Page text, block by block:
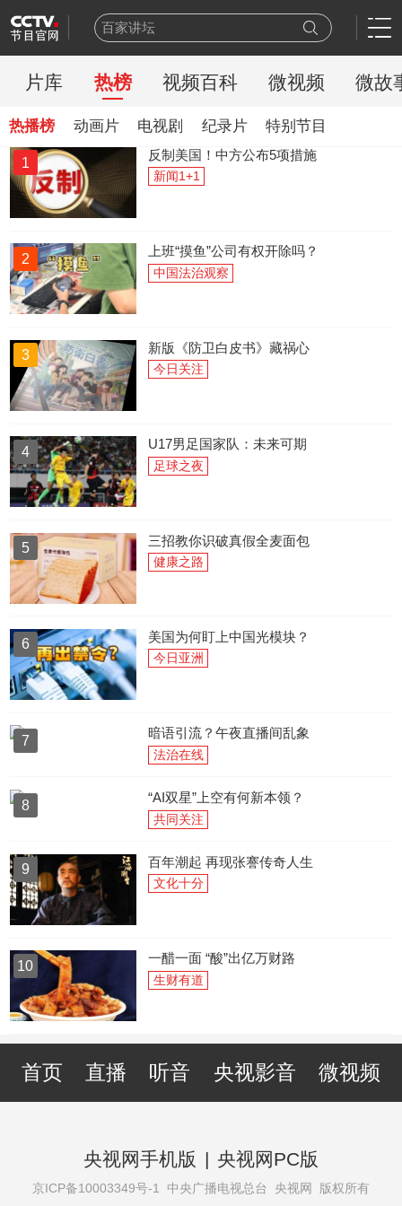
百家讲坛
天网
豪门盛宴
乒乓球
新闻联播
熊出没
今日说法
片库 热榜 视频百科 微视频 微故
热播榜 动画片 电视剧 纪录片 特别节目
1
反制美国！中方公布5项措施
新闻1+1
2
上班“摸鱼”公司有权开除吗？
中国法治观察
3
新版《防卫白皮书》藏祸心
今日关注
4
U17男足国家队：未来可期
足球之夜
5
三招教你识破真假全麦面包
健康之路
6
美国为何盯上中国光模块？
今日亚洲
7
暗语引流？午夜直播间乱象
法治在线
8
“AI双星”上空有何新本领？
共同关注
9
百年潮起 再现张謇传奇人生
文化十分
10
一醋一面 “酸”出亿万财路
生财有道
首页 直播 听音 央视影音 微视频
央视网手机版 | 央视网PC版
京ICP备10003349号-1 中央广播电视总台 央视网 版权所有